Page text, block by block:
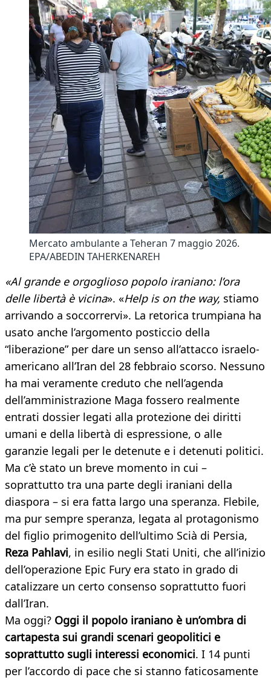
Mercato ambulante a Teheran 7 maggio 2026.
EPA/ABEDIN TAHERKENAREH
«Al grande e orgoglioso popolo iraniano: l’ora
delle libertà è vicina». «Help is on the way, stiamo
arrivando a soccorrervi». La retorica trumpiana ha
usato anche l’argomento posticcio della
“liberazione” per dare un senso all’attacco israelo-
americano all’Iran del 28 febbraio scorso. Nessuno
ha mai veramente creduto che nell’agenda
dell’amministrazione Maga fossero realmente
entrati dossier legati alla protezione dei diritti
umani e della libertà di espressione, o alle
garanzie legali per le detenute e i detenuti politici.
Ma c’è stato un breve momento in cui –
soprattutto tra una parte degli iraniani della
diaspora – si era fatta largo una speranza. Flebile,
ma pur sempre speranza, legata al protagonismo
del figlio primogenito dell’ultimo Scià di Persia,
Reza Pahlavi, in esilio negli Stati Uniti, che all’inizio
dell’operazione Epic Fury era stato in grado di
catalizzare un certo consenso soprattutto fuori
dall’Iran.
Ma oggi? Oggi il popolo iraniano è un’ombra di
cartapesta sui grandi scenari geopolitici e
soprattutto sugli interessi economici. I 14 punti
per l’accordo di pace che si stanno faticosamente